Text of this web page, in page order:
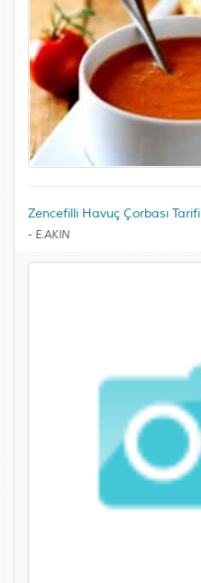
Zencefilli Havuç Çorbası Tarifi
- E.AKIN